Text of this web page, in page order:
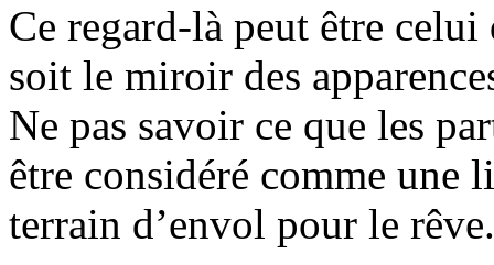
Ce regard-là peut être
soit le miroir des
Ne pas savoir ce que les
être considéré comme une
terrain d’envol pour le rêve.